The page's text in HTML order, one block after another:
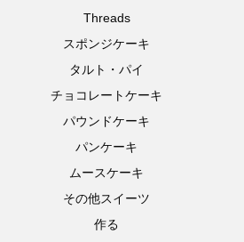
Threads
スポンジケーキ
タルト・パイ
チョコレートケーキ
パウンドケーキ
パンケーキ
ムースケーキ
その他スイーツ
作る